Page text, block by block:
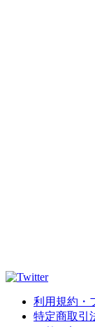
利用規約・
特定商取引